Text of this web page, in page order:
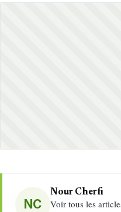
NC
Nour Cherfi
Voir tous les